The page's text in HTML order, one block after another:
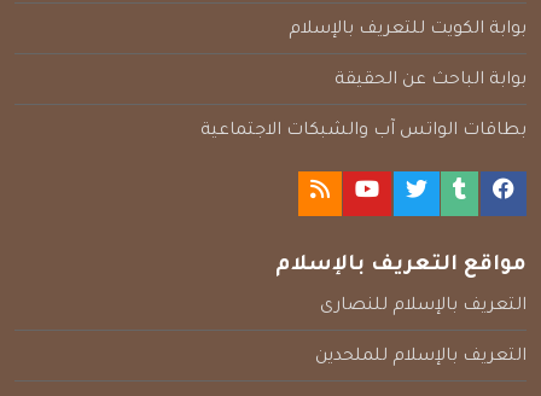
بوابة الكويت للتعريف بالإسلام
بوابة الباحث عن الحقيقة
بطاقات الواتس آب والشبكات الاجتماعية
مواقع التعريف بالإسلام
التعريف بالإسلام للنصارى
التعريف بالإسلام للملحدين